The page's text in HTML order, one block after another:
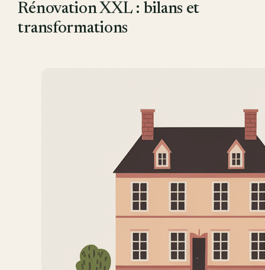
Rénovation XXL : bilans et
transformations